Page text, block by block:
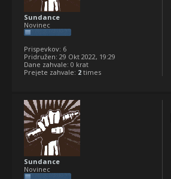
Sundance
Novinec
Prispevkov: 6
Pridružen: 29 Okt 2022, 19:29
Dane zahvale: 0 krat
Prejete zahvale: 2 times
Sundance
Novinec